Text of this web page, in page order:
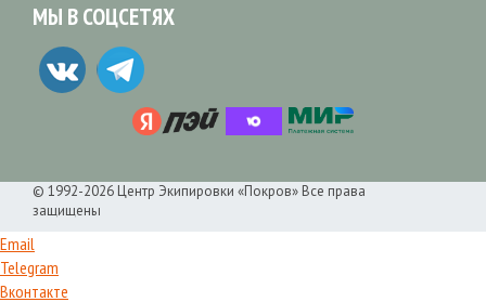
МЫ В СОЦСЕТЯХ
© 1992-2026 Центр Экипировки «Покров» Все права
защищены
Email
Telegram
Вконтакте